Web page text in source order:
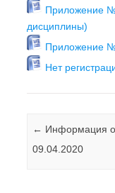
Приложение
дисциплины)
Приложение
Нет
Навигация по
← Информация
09.04.2020